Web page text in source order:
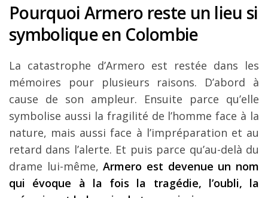
Pourquoi Armero reste un lieu si
symbolique en Colombie
La catastrophe d’Armero est restée dans les
mémoires pour plusieurs raisons. D’abord à
cause de son ampleur. Ensuite parce qu’elle
symbolise aussi la fragilité de l’homme face à la
nature, mais aussi face à l’impréparation et au
retard dans l’alerte. Et puis parce qu’au-delà du
drame lui-même,Armero est devenue un nom
qui évoque à la fois la tragédie, l’oubli, la